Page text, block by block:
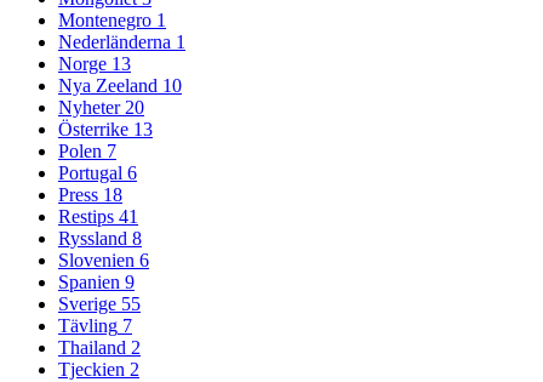
Montenegro 1
Nederländerna 1
Norge 13
Nya Zeeland 10
Nyheter 20
Österrike 13
Polen 7
Portugal 6
Press 18
Restips 41
Ryssland 8
Slovenien 6
Spanien 9
Sverige 55
Tävling 7
Thailand 2
Tjeckien 2